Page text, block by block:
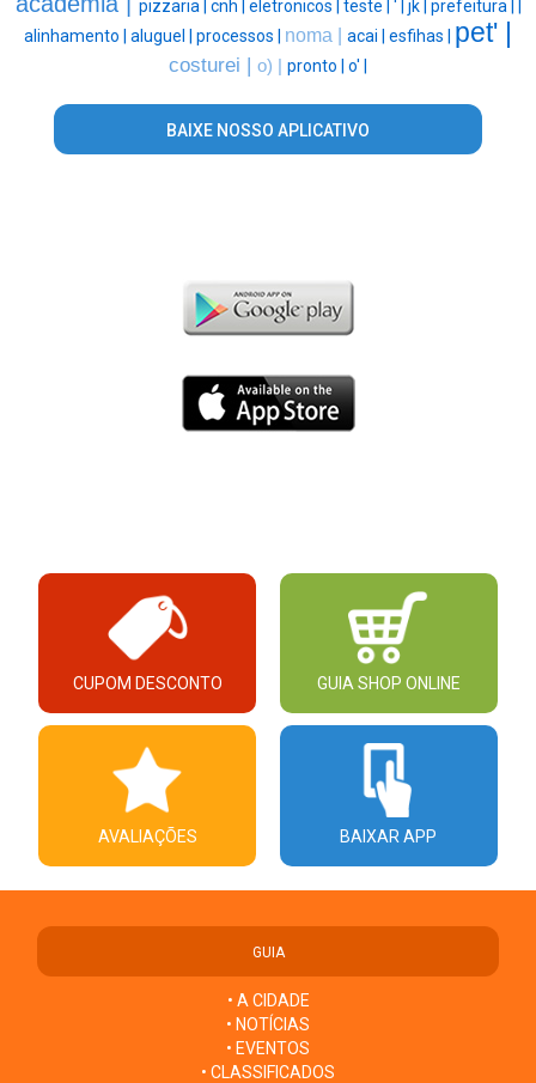
pizzaria | cnh | eletronicos | teste | ' | jk | prefeitura |
alinhamento | aluguel | processos | noma | acai | esfihas | pet' |
costurei | o) | pronto | o' |
BAIXE NOSSO APLICATIVO
CUPOM DESCONTO GUIA SHOP ONLINE
AVALIAÇÕES BAIXAR APP
GUIA
• A CIDADE
• NOTÍCIAS
• EVENTOS
• CLASSIFICADOS